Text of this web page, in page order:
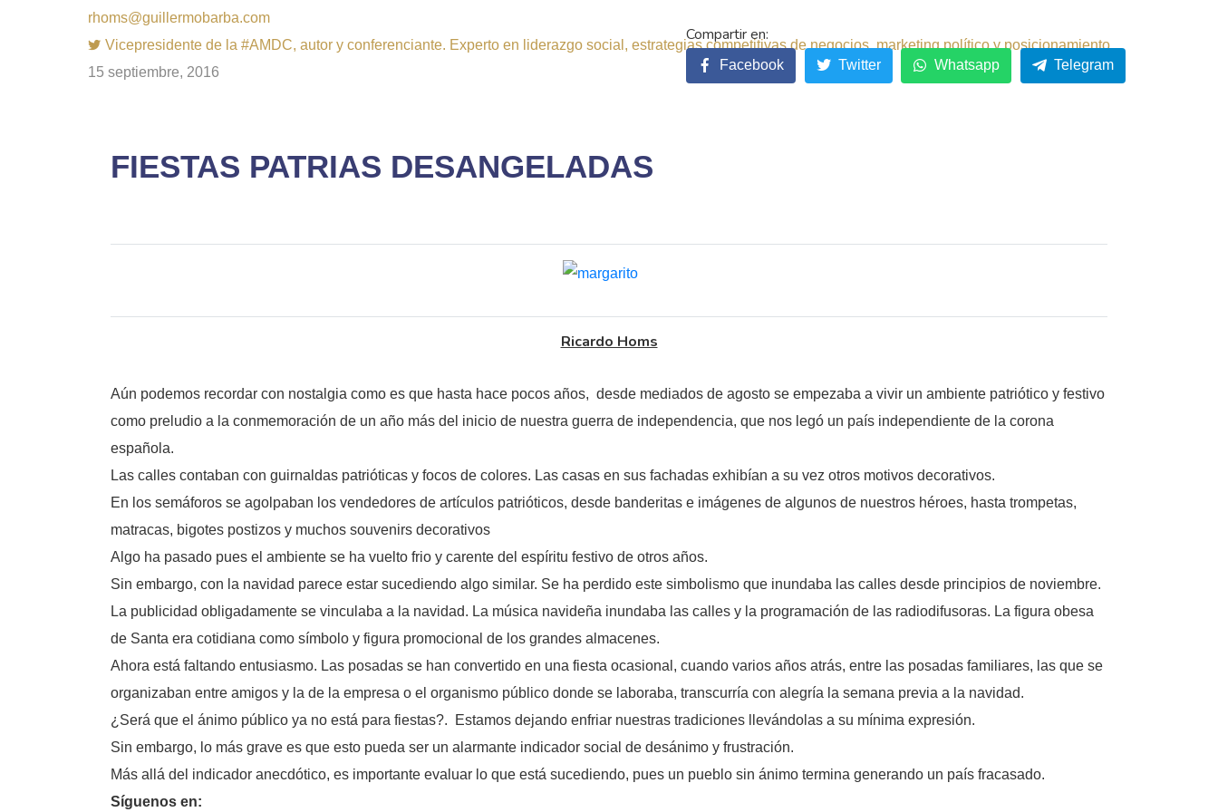
rhoms@guillermobarba.com
Vicepresidente de la #AMDC, autor y conferenciante. Experto en liderazgo social, estrategias competitivas de negocios, marketing político y posicionamiento.
15 septiembre, 2016
FIESTAS PATRIAS DESANGELADAS
Ricardo Homs
Aún podemos recordar con nostalgia como es que hasta hace pocos años, desde mediados de agosto se empezaba a vivir un ambiente patriótico y festivo
como preludio a la conmemoración de un año más del inicio de nuestra guerra de independencia, que nos legó un país independiente de la corona
española.
Las calles contaban con guirnaldas patrióticas y focos de colores. Las casas en sus fachadas exhibían a su vez otros motivos decorativos.
En los semáforos se agolpaban los vendedores de artículos patrióticos, desde banderitas e imágenes de algunos de nuestros héroes, hasta trompetas,
matracas, bigotes postizos y muchos souvenirs decorativos
Algo ha pasado pues el ambiente se ha vuelto frio y carente del espíritu festivo de otros años.
Sin embargo, con la navidad parece estar sucediendo algo similar. Se ha perdido este simbolismo que inundaba las calles desde principios de noviembre.
La publicidad obligadamente se vinculaba a la navidad. La música navideña inundaba las calles y la programación de las radiodifusoras. La figura obesa
de Santa era cotidiana como símbolo y figura promocional de los grandes almacenes.
Ahora está faltando entusiasmo. Las posadas se han convertido en una fiesta ocasional, cuando varios años atrás, entre las posadas familiares, las que se
organizaban entre amigos y la de la empresa o el organismo público donde se laboraba, transcurría con alegría la semana previa a la navidad.
¿Será que el ánimo público ya no está para fiestas?. Estamos dejando enfriar nuestras tradiciones llevándolas a su mínima expresión.
Sin embargo, lo más grave es que esto pueda ser un alarmante indicador social de desánimo y frustración.
Más allá del indicador anecdótico, es importante evaluar lo que está sucediendo, pues un pueblo sin ánimo termina generando un país fracasado.
Síguenos en:
Facebook Twitter Whatsapp Telegram